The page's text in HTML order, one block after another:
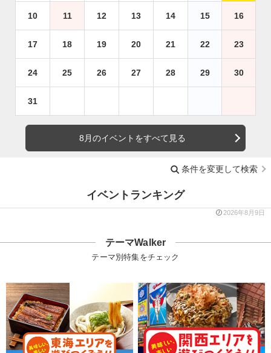
10 11 12 13 14 15 16
17 18 19 20 21 22 23
24 25 26 27 28 29 30
31
8月のイベントをすべて見る
条件を変更して検索
イベントランキング
2026年8月9日
テーマWalker
テーマ別特集をチェック